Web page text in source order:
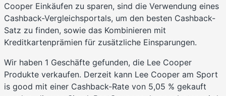
Cooper Einkäufen zu sparen, sind die Verwendung eines
Cashback-Vergleichsportals, um den besten Cashback-
Satz zu finden, sowie das Kombinieren mit
Kreditkartenprämien für zusätzliche Einsparungen.
Wir haben 1 Geschäfte gefunden, die Lee Cooper
Produkte verkaufen. Derzeit kann Lee Cooper am Sport
is good mit einer Cashback-Rate von 5,05 % gekauft